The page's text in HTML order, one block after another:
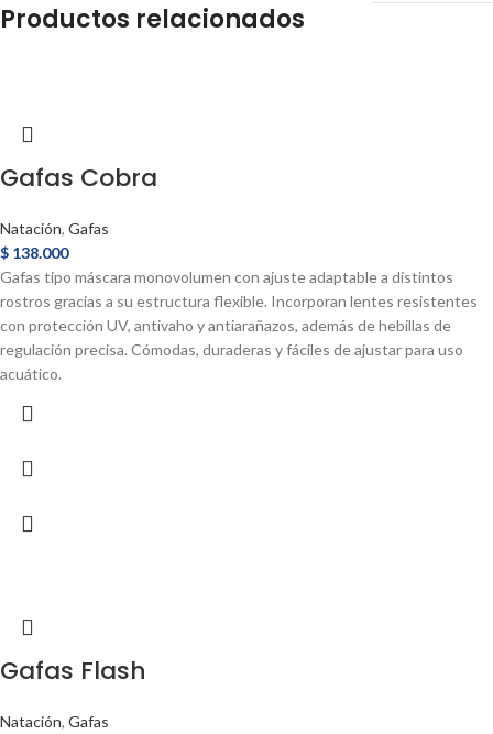
Productos relacionados
Gafas Cobra
Natación, Gafas
$ 138.000
Gafas tipo máscara monovolumen con ajuste adaptable a distintos
rostros gracias a su estructura flexible. Incorporan lentes resistentes
con protección UV, antivaho y antiarañazos, además de hebillas de
regulación precisa. Cómodas, duraderas y fáciles de ajustar para uso
acuático.
Gafas Flash
Natación, Gafas